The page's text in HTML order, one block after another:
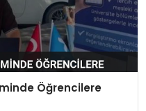
Öğrencilere